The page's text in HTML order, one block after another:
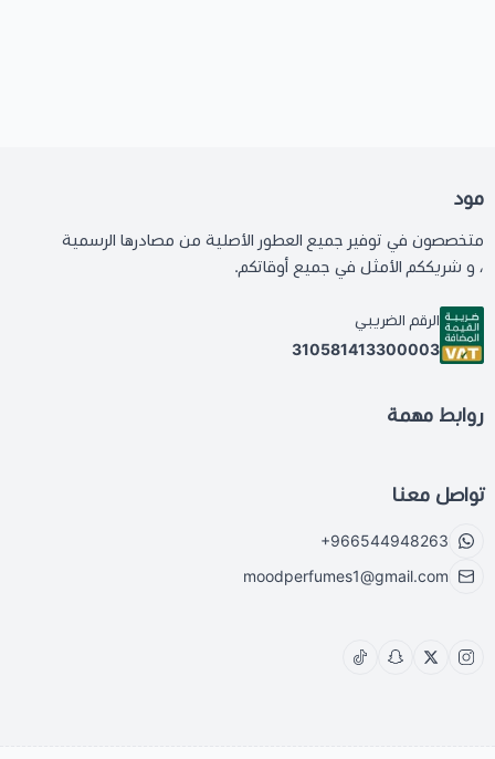
مود
متخصصون في توفير جميع العطور الأصلية من مصادرها الرسمية
، و شريككم الأمثل في جميع أوقاتكم.
الرقم الضريبي
310581413300003
روابط مهمة
تواصل معنا
+966544948263
moodperfumes1@gmail.com